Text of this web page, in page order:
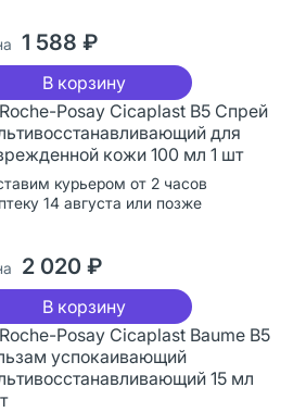
1 588 ₽
В корзину
Posay Cicaplast B5 Спрей
для
кожи 100 мл 1 шт
курьером от 2 часов
14 августа или позже
2 020 ₽
В корзину
Posay Cicaplast Baume B5
успокаивающий
15 мл